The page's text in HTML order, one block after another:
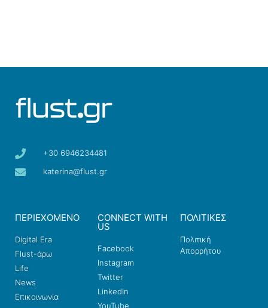
+30 6946234481
katerina@flust.gr
ΠΕΡΙΕΧΟΜΕΝΟ
Digital Era
Flust-άρω
Life
News
Επικοινωνία
CONNECT WITH
US
Facebook
Instagram
Twitter
LinkedIn
YouTube
ΠΟΛΙΤΙΚΕΣ
Πολιτική
Απορρήτου